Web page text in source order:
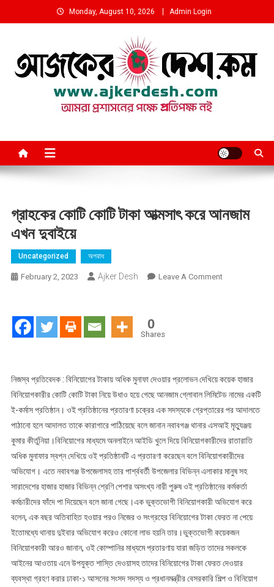
to
Monday, August 10, 2026 Admin Login
গ্রাহকের কোটি কোটি টাকা আত্মসাৎ করে আনজাম
এখন দুবাইয়ে
Uncategorized অপরাধ
February 2, 2023 Ajker Desh Leave A CommentOn
আনজাম
0
Shares
নিজস্ব প্রতিবেদক : বিনিয়োগের টাকায় অধিক মুনাফা দেওয়ার প্রলোভন দেখিয়ে কয়েক হাজার
বিনিয়োগকারীর কোটি কোটি টাকা নিয়ে উধাও হয়ে গেছে আনজাম গ্লোবাল লিমিটেড নামের একটি
ই-কর্মাস প্রতিষ্ঠান। ওই প্রতিষ্ঠানের প্রতারণা চক্রের এক সদস্যকে গ্রেপ্তারের পর আদালতে
পাঠানো হলে আদালত তাকে কারাগারে পাঠিয়েছে বলে জানান নবাবগঞ্জ থানার এসআই মৃত্যুঞ্জয়
কুমার কীর্তুনিয়া।বিনিয়োগের মাধ্যমে অনলাইনে আইডি খুলে দিয়ে বিনিয়োগকারীদের রাতারাতি
অধিক মুনাফার স্বপ্ন দেখিয়ে ওই প্রতিষ্ঠানটি এ প্রতারণা করেছেন বলে বিনিয়োগকারীদের
অভিযোগ। এতে নবাবগঞ্জ উপজেলাসহ তার পার্শ্ববর্তী উপজেলার বিভিন্ন এলাকার মানুষ সহ
সারাদেশের হাজার হাজার বিভিন্ন শ্রেণি পেশার অসংখ্য নারী পুরুষ ওই প্রতিষ্ঠানের কর্মকর্তা
কর্মচারীদের ফাঁদে পা দিয়েছেন বলে জানা গেছে।এক ভুক্তভোগী বিনিয়োগকারী অভিযোগ করে
বলেন, এক বছর অতিবাহিত হওয়ার পরও নিজের ও সংগ্রহের বিনিয়োগের টাকা ফেরত না পেয়ে
ইতোমধ্যে থানায় দুইবার অভিযোগ করেও কোনো লাভ হয়নি তার।ভুক্তভোগী কয়েকজন
বিনিয়োগকারী আরও জানান, ওই কোম্পানির মাধ্যমে প্রতারণায় যারা জড়িত তাদের সকলকে
আইনের আওতায় এনে উপযুক্ত শাস্তি দেওয়াসহ তাদের বিনিয়োগের টাকা ফেরত দেওয়ার
ব্যবস্থা গ্রহণ করার ঢাকা-১ আসনের সংসদ সদস্য ও প্রধানমন্ত্রীর বেসরকারি শিল্প ও বিনিয়োগ